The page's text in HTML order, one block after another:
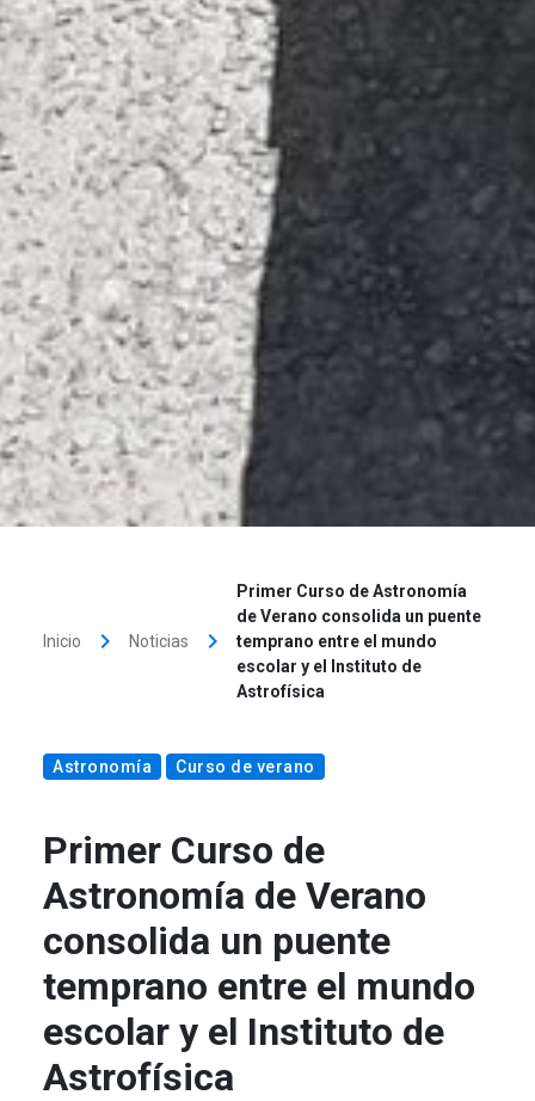
Inicio keyboard_arrow_right Noticias keyboard_arrow_right
Primer Curso de Astronomía
de Verano consolida un puente
temprano entre el mundo
escolar y el Instituto de
Astrofísica
Astronomía Curso de verano
Primer Curso de
Astronomía de Verano
consolida un puente
temprano entre el mundo
escolar y el Instituto de
Astrofísica